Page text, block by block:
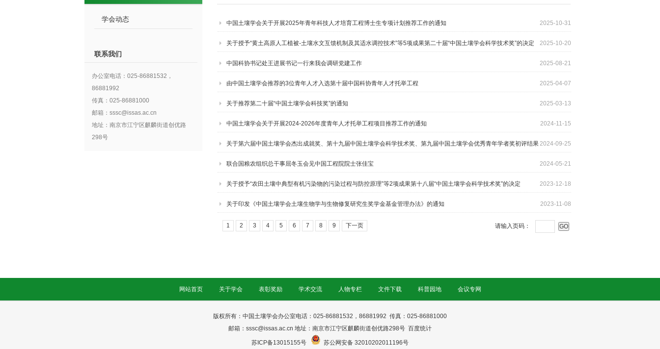
1
学会动态
联系我们
办公室电话：025-86881532，
86881992
传真：025-86881000
邮箱：sssc@issas.ac.cn
地址：南京市江宁区麒麟街道创优路
298号
2025-10-31
中国土壤学会关于开展2025年青年科技人才培育工程博士生专项计划推荐工作的通知
2025-10-20
关于授予“黄土高原人工植被-土壤水文互馈机制及其适水调控技术”等5项成果第二十届“中国土壤学会科学技术奖”的决定
2025-08-21
中国科协书记处王进展书记一行来我会调研党建工作
2025-04-07
由中国土壤学会推荐的3位青年人才入选第十届中国科协青年人才托举工程
2025-03-13
关于推荐第二十届“中国土壤学会科技奖”的通知
2024-11-15
中国土壤学会关于开展2024-2026年度青年人才托举工程项目推荐工作的通知
2024-09-25
关于第六届中国土壤学会杰出成就奖、第十九届中国土壤学会科学技术奖、第九届中国土壤学会优秀青年学者奖初评结果
的公示 2024-05-21
联合国粮农组织总干事屈冬玉会见中国工程院院士张佳宝
2023-12-18
关于授予“农田土壤中典型有机污染物的污染过程与防控原理”等2项成果第十八届“中国土壤学会科学技术奖”的决定
2023-11-08
关于印发《中国土壤学会土壤生物学与生物修复研究生奖学金基金管理办法》的通知
1 2 3 4 5 6 7 8 9 下一页 请输入页码：
网站首页 关于学会 表彰奖励 学术交流 人物专栏 文件下载 科普园地 会议专网
版权所有：中国土壤学会办公室电话：025-86881532，86881992 传真：025-86881000
邮箱：sssc@issas.ac.cn 地址： 南京市江宁区麒麟街道创优路298号 百度统计
苏ICP备13015155号 苏公网安备 32010202011196号